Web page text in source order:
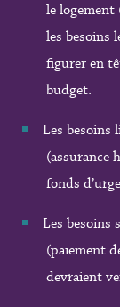
le logement
les besoins
figurer en
budget.
Les besoins
(assurance
fonds
Les besoins
(paiement
devraient